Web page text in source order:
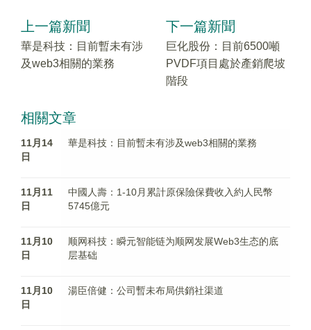
上一篇新聞
華是科技：目前暫未有涉
及web3相關的業務
下一篇新聞
巨化股份：目前6500噸
PVDF項目處於產銷爬坡
階段
相關文章
11月14
日
華是科技：目前暫未有涉及web3相關的業務
11月11
日
中國人壽：1-10月累計原保險保費收入約人民幣
5745億元
11月10
日
顺网科技：瞬元智能链为顺网发展Web3生态的底
层基础
11月10
日
湯臣倍健：公司暫未布局供銷社渠道